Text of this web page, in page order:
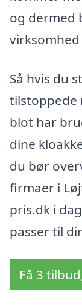
og dermed
Så hvis du
tilstoppede
blot har
dine
du bør
firmaer i
pris.dk i
passer til
Få 3